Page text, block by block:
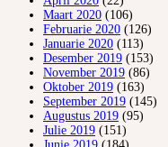
Maart 2020 (106)
Februarie 2020 (126)
Januarie 2020 (113)
Desember 2019 (153)
November 2019 (86)
Oktober 2019 (163)
September 2019 (145)
Augustus 2019 (95)
Julie 2019 (151)